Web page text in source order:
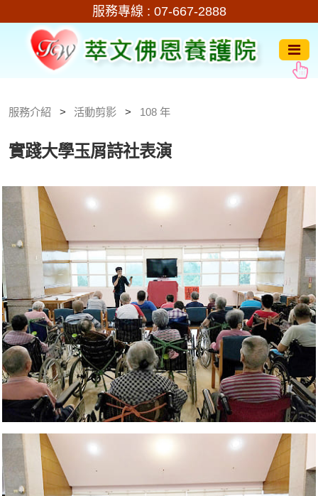
服務專線 : 07-667-2888
服務介紹 活動剪影 108 年
實踐大學玉屑詩社表演